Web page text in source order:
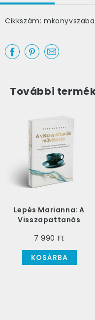
Cikkszám:
További
Lepés Marianna: A
Visszapattanás
7 990 Ft
KOSÁRBA